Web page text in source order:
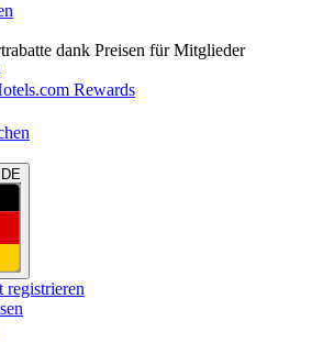
dank Preisen für Mitglieder
Rewards
registrieren